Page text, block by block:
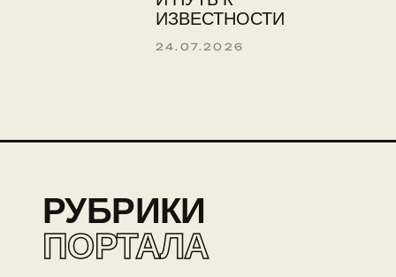
ИЗВЕСТНОСТИ
24.07.2026
РУБРИКИ
ПОРТАЛА